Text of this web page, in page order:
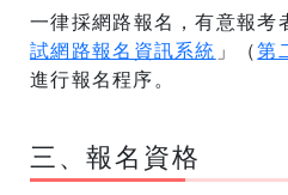
一律採網路報名，有意報考
試網路報名資訊系統 」（第
進行報名程序。
三、報名資格